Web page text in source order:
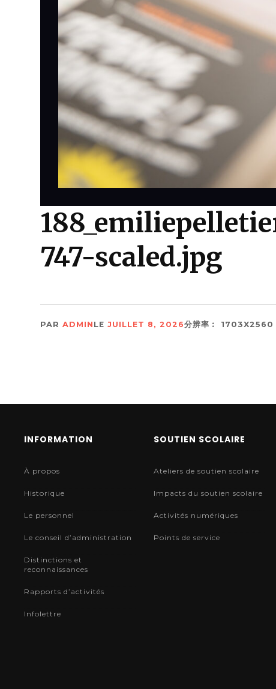
747-scaled.jpg
PARADMIN LEJUILLET 8, 2026分辨率︰ 1703X2560
INFORMATION
À propos
Historique
Le personnel
Le conseil d’administration
Distinctions et
reconnaissances
Rapports d’activités
Infolettre
SOUTIEN SCOLAIRE
Ateliers de soutien scolaire
Impacts du soutien scolaire
Activités numériques
Points de service